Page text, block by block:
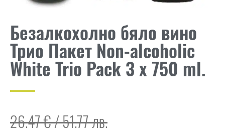
Безалкохолно бяло вино
Трио Пакет Non-alcoholic
White Trio Pack 3 x 750 ml.
26.47€/51.77лв.